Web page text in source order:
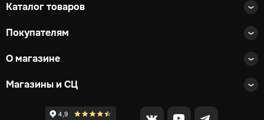
Каталог товаров
Покупателям
О магазине
Магазины и СЦ